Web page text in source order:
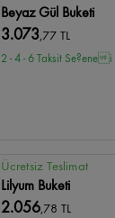
Beyaz Gül Buketi
3.073,77 TL
2 - 4 - 6 Taksit Se?enei
Ücretsiz Teslimat
Lilyum Buketi
2.056,78 TL